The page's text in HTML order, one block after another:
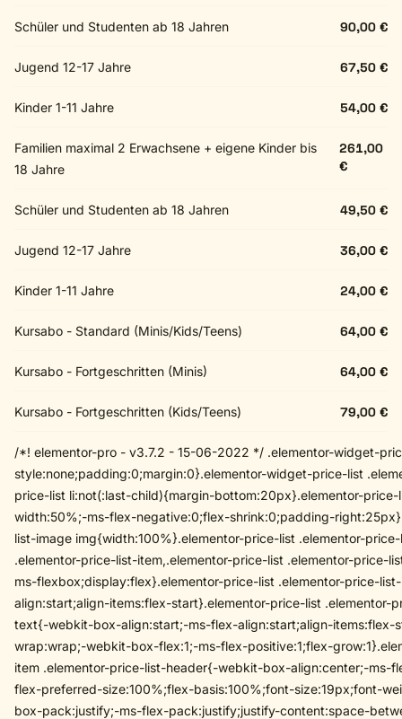
Schüler und Studenten ab 18 Jahren 90,00 €
Jugend 12-17 Jahre 67,50 €
Kinder 1-11 Jahre 54,00 €
Familien maximal 2 Erwachsene + eigene Kinder bis
18 Jahre
261,00
€
Schüler und Studenten ab 18 Jahren 49,50 €
Jugend 12-17 Jahre 36,00 €
Kinder 1-11 Jahre 24,00 €
Kursabo - Standard (Minis/Kids/Teens) 64,00 €
Kursabo - Fortgeschritten (Minis) 64,00 €
Kursabo - Fortgeschritten (Kids/Teens) 79,00 €
/*! elementor-pro - v3.7.2 - 15-06-2022 */ .elementor-widget-
style:none;padding:0;margin:0}.elementor-widget-price-list
price-list li:not(:last-child){margin-bottom:20px}.elementor-
width:50%;-ms-flex-negative:0;flex-shrink:0;padding-
list-image img{width:100%}.elementor-price-list .elementor-
.elementor-price-list-item,.elementor-price-list .elementor-
ms-flexbox;display:flex}.elementor-price-list .elementor-price-
align:start;align-items:flex-start}.elementor-price-list .elementor-
text{-webkit-box-align:start;-ms-flex-align:start;align-items:flex-
wrap:wrap;-webkit-box-flex:1;-ms-flex-positive:1;flex-
item .elementor-price-list-header{-webkit-box-align:center;-ms-
flex-preferred-size:100%;flex-basis:100%;font-size:19px;font-
box-pack:justify;-ms-flex-pack:justify;justify-content:space-